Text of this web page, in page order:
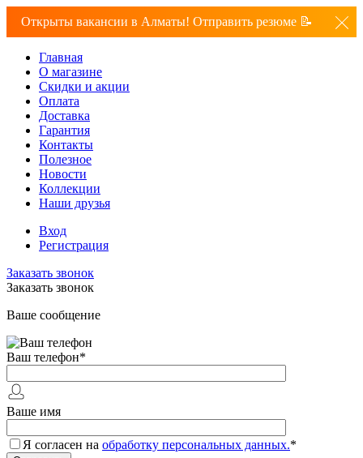
Открыты вакансии в Алматы! Отправить резюме 📝
Главная
О магазине
Скидки и акции
Оплата
Доставка
Гарантия
Контакты
Полезное
Новости
Коллекции
Наши друзья
Вход
Регистрация
Заказать звонок
Заказать звонок
Ваше сообщение
Ваш телефон*
Ваше имя
Я согласен на обработку персональных данных.*